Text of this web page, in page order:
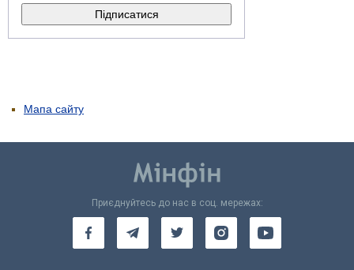
Мапа сайту
Приєднуйтесь до нас в соц. мережах: